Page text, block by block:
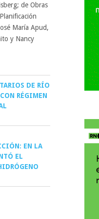
de Obras
María Apud,
y Nancy
DE RÍO
RÉGIMEN
EN LA
EL